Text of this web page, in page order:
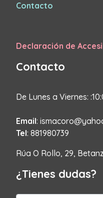
Contacto
Declaración de
Contacto
De Lunes a Viernes:
Email:
Tel: 881980739
Rúa O Rollo, 29,
¿Tienes dudas?